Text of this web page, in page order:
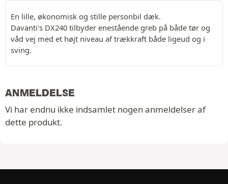
En lille, økonomisk og stille personbil dæk.
Davanti's DX240 tilbyder enestående greb på både tør og
våd vej med et højt niveau af trækkraft både ligeud og i
sving.
ANMELDELSE
Vi har endnu ikke indsamlet nogen anmeldelser af
dette produkt.